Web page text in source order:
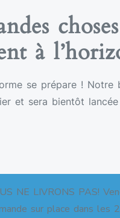
NE LIVRONS PAS!
sur place dans les
à
se prépare ! Notre
et sera bientôt